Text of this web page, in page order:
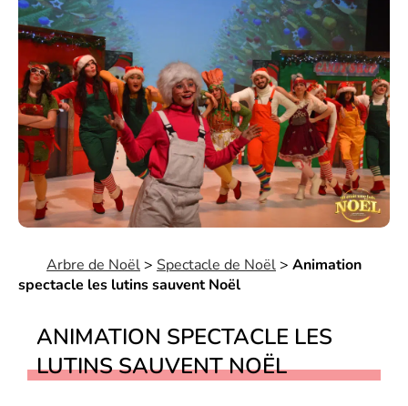
Arbre de Noël> Spectacle de Noël> Animation
spectacle les lutins sauvent Noël
ANIMATION SPECTACLE LES
LUTINS SAUVENT NOËL